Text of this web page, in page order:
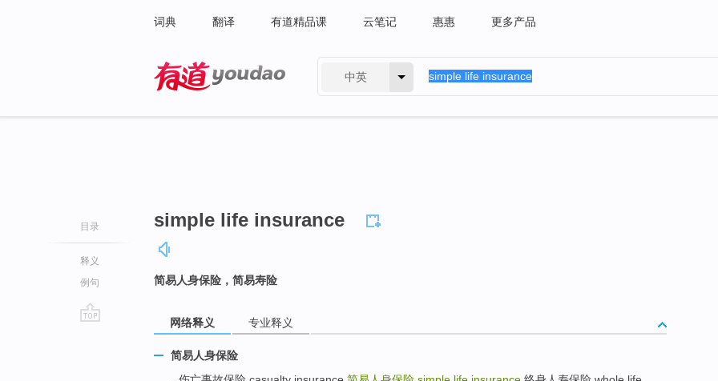
词典 翻译 有道精品课 云笔记 惠惠 更多产品
中英
目录
释义
例句
simple life insurance
简易人身保险，简易寿险
网络释义 专业释义
简易人身保险